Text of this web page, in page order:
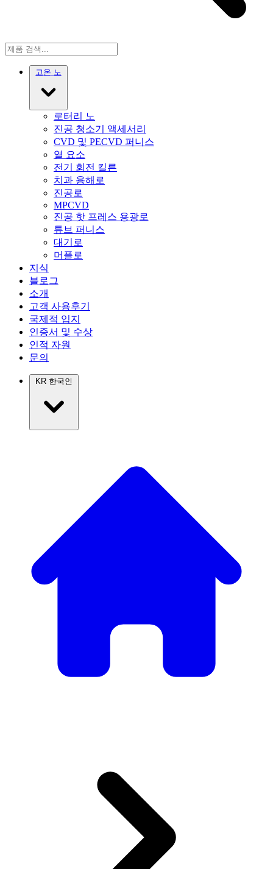
고온 노
로터리 노
진공 청소기 액세서리
CVD 및 PECVD 퍼니스
열 요소
전기 회전 킬른
치과 용해로
진공로
MPCVD
진공 핫 프레스 용광로
튜브 퍼니스
대기로
머플로
지식
블로그
소개
고객 사용후기
국제적 입지
인증서 및 수상
인적 자원
문의
KR 한국인